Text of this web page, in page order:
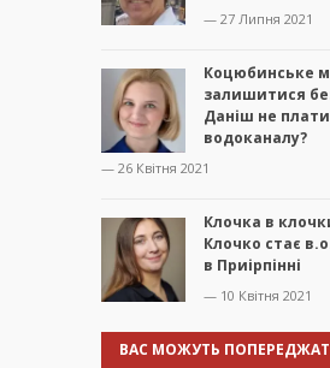
— 27 Липня 2021
Коцюбинське
залишитися
Даніш не
водоканалу?
— 26 Квітня 2021
Клочка в
Клочко стає
в Приірпінні
— 10 Квітня 2021
ВАС МОЖУТЬ